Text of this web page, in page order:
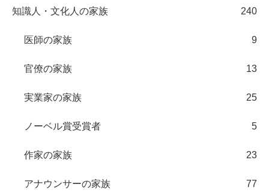
知識人・文化人の家族 240
医師の家族 9
官僚の家族 13
実業家の家族 25
ノーベル賞受賞者 5
作家の家族 23
アナウンサーの家族 77